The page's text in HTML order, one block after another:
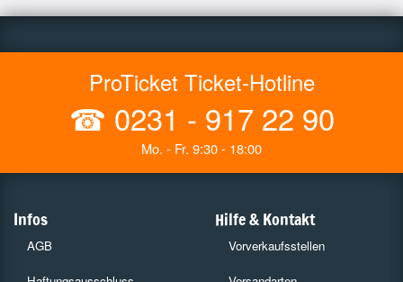
ProTicket Ticket-Hotline
☎ 0231 - 917 22 90
Mo. - Fr. 9:30 - 18:00
Infos
AGB
Hilfe & Kontakt
Vorverkaufsstellen